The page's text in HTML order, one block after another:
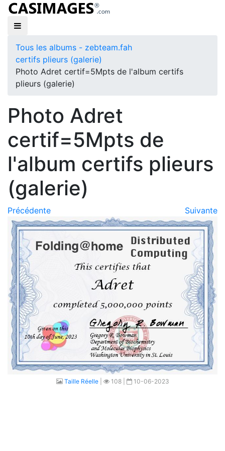
Tous les albums - zebteam.fah
certifs plieurs (galerie)
Photo Adret certif=5Mpts de l'album certifs
plieurs (galerie)
Photo Adret
certif=5Mpts de
l'album certifs plieurs
(galerie)
Précédente Suivante
Taille Réelle| 108 | 10-06-2023